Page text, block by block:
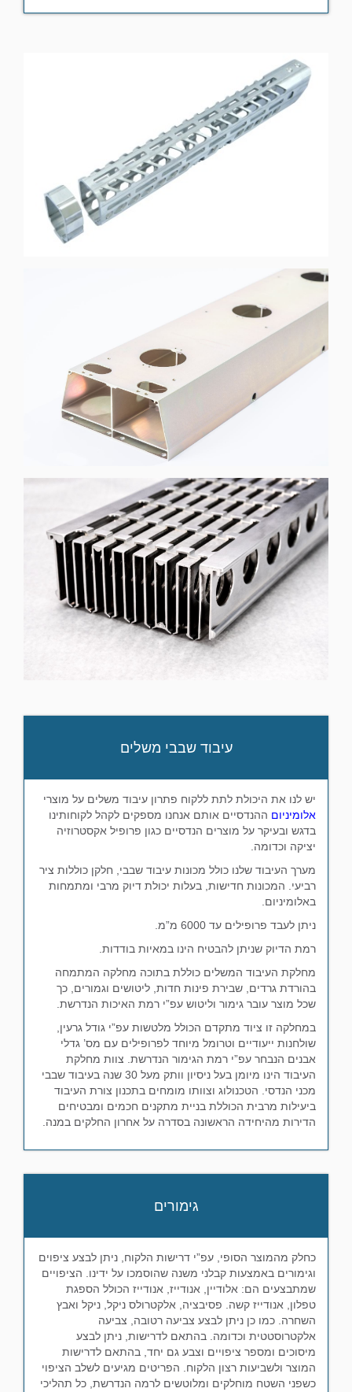
עיבוד שבבי משלים
יש לנו את היכולת לתת ללקוח פתרון עיבוד משלים על מוצרי
אלומיניום ההנדסיים אותם אנחנו מספקים לקהל לקוחותינו
בדגש ובעיקר על מוצרים הנדסיים כגון פרופיל אקסטרוזיה
יציקה וכדומה.
מערך העיבוד שלנו כולל מכונות עיבוד שבבי, חלקן כוללות ציר
רביעי. המכונות חדישות, בעלות יכולת דיוק מרבי ומתמחות
באלומיניום.
ניתן לעבד פרופילים עד 6000 מ”מ.
רמת הדיוק שניתן להבטיח הינו במאיות בודדות.
מחלקת העיבוד המשלים כוללת בתוכה מחלקה המתמחה
בהורדת גרדים, שבירת פינות חדות, ליטושים וגמורים, כך
שכל מוצר עובר גימור וליטוש עפ”י רמת האיכות הנדרשת.
במחלקה זו ציוד מתקדם הכולל מלטשות עפ”י גודל גרעין,
שולחנות ייעודיים וטרומל מיוחד לפרופילים עם מס’ גדלי
אבנים הנבחר עפ”י רמת הגימור הנדרשת. צוות מחלקת
העיבוד הינו מיומן בעל ניסיון וותק מעל 30 שנה בעיבוד שבבי
מכני הנדסי. הטכנולוג וצוותו מומחים בתכנון צורת העיבוד
ביעילות מרבית הכוללת בניית מתקנים חכמים ומבטיחים
הדירות מהיחידה הראשונה בסדרה על אחרון החלקים במנה.
גימורים
כחלק מהמוצר הסופי, עפ”י דרישות הלקוח, ניתן לבצע ציפוים
וגימורים באמצעות קבלני משנה שהוסמכו על ידינו. הציפויים
שמתבצעים הם: אלודיין, אנודייז, אנודייז הכולל הספגת
טפלון, אנודייז קשה. פסיבציה, אלקטרולס ניקל, ניקל ואבץ
השחרה. כמו כן ניתן לבצע צביעה רטובה, צביעה
אלקטרוסטטית וכדומה. בהתאם לדרישות, ניתן לבצע
מיסוכים ומספר ציפויים וצבע גם יחד, בהתאם לדרישות
המוצר ולשביעות רצון הלקוח. הפריטים מגיעים לשלב הציפוי
כשפני השטח מוחלקים ומלוטשים לרמה הנדרשת, כל תהליכי